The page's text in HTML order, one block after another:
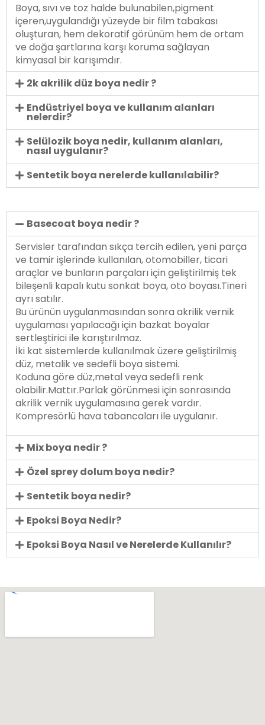
Boya, sıvı ve toz halde bulunabilen,pigment
içeren,uygulandığı yüzeyde bir film tabakası
oluşturan, hem dekoratif görünüm hem de ortam
ve doğa şartlarına karşı koruma sağlayan
kimyasal bir karışımdır.
2k akrilik düz boya nedir ?
Endüstriyel boya ve kullanım alanları
nelerdir?
Selülozik boya nedir, kullanım alanları,
nasıl uygulanır?
Sentetik boya nerelerde kullanılabilir?
Basecoat boya nedir ?
Servisler tarafından sıkça tercih edilen, yeni parça
ve tamir işlerinde kullanılan, otomobiller, ticari
araçlar ve bunların parçaları için geliştirilmiş tek
bileşenli kapalı kutu sonkat boya, oto boyası.Tineri
ayrı satılır.
Bu ürünün uygulanmasından sonra akrilik vernik
uygulaması yapılacağı için bazkat boyalar
sertleştirici ile karıştırılmaz.
İki kat sistemlerde kullanılmak üzere geliştirilmiş
düz, metalik ve sedefli boya sistemi.
Koduna göre düz,metal veya sedefli renk
olabilir.Mattır.Parlak görünmesi için sonrasında
akrilik vernik uygulamasına gerek vardır.
Kompresörlü hava tabancaları ile uygulanır.
Mix boya nedir ?
Özel sprey dolum boya nedir?
Sentetik boya nedir?
Epoksi Boya Nedir?
Epoksi Boya Nasıl ve Nerelerde Kullanılır?